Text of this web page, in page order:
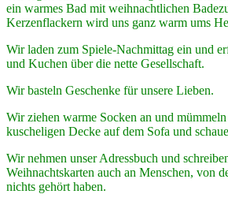
ein warmes Bad mit weihnachtlichen
Kerzenflackern wird uns ganz warm ums
Wir laden zum Spiele-Nachmittag ein und
und Kuchen über die nette Gesellschaft.
Wir basteln Geschenke für unsere Lieben.
Wir ziehen warme Socken an und
kuscheligen Decke auf dem Sofa und
Wir nehmen unser Adressbuch und
Weihnachtskarten auch an Menschen, von
nichts gehört haben.